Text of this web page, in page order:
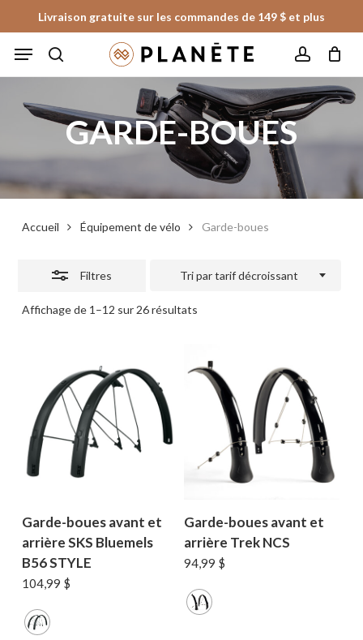
to
main
Livraison gratuite sur les commandes de 149 $ et plus
Menu
Fermer
le
panier
GARDE-BOUES
Accueil Équipement de vélo Garde-boues
Filtres
Affichage de 1–12 sur 26 résultatsTrié
Tri par tarif décroissant
Fermer
les
filtres
Garde-boues avant et
arrière SKS Bluemels
B56 STYLE
104,99 $
Garde-boues avant et
arrière Trek NCS
94,99 $